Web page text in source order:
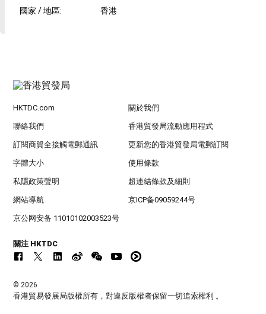
國家 / 地區: 香港
HKTDC.com 關於我們
聯絡我們 香港貿發局流動應用程式
訂閱商貿全接觸電郵通訊 更新您的香港貿發局電郵訂閱
字體大小 使用條款
私隱政策聲明 超連結條款及細則
網站導航 京ICP备09059244号
京公网安备 11010102003523号
關注 HKTDC
© 2026
香港貿易發展局版權所有，對違反版權者保留一切追索權利 。